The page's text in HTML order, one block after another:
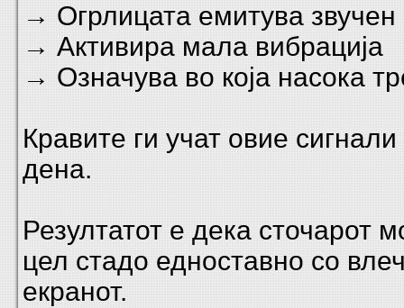
→ Огрлицата емитува звучен
→ Активира мала вибрација
→ Означува во која насока
Кравите ги учат овие
дена.
Резултатот е дека сточарот
цел стадо едноставно со
екранот.